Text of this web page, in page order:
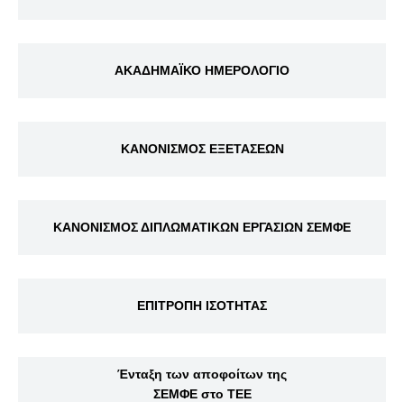
ΑΚΑΔΗΜΑΪΚΟ ΗΜΕΡΟΛΟΓΙΟ
ΚΑΝΟΝΙΣΜΟΣ ΕΞΕΤΑΣΕΩΝ
ΚΑΝΟΝΙΣΜΟΣ ΔΙΠΛΩΜΑΤΙΚΩΝ ΕΡΓΑΣΙΩΝ ΣΕΜΦΕ
ΕΠΙΤΡΟΠΗ ΙΣΟΤΗΤΑΣ
Ένταξη των αποφοίτων της
ΣΕΜΦΕ στο ΤΕΕ